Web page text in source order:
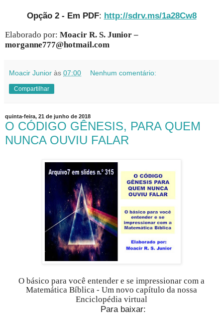
Opção 2 - Em PDF: http://sdrv.ms/1a28Cw8
Elaborado por: Moacir R. S. Junior –
morganne777@hotmail.com
Moacir Junior às 07:00 Nenhum comentário:
Compartilhar
quinta-feira, 21 de junho de 2018
O CÓDIGO GÊNESIS, PARA QUEM
NUNCA OUVIU FALAR
O básico para você entender e se impressionar com a
Matemática Bíblica - Um novo capítulo da nossa
Enciclopédia virtual
Para baixar: